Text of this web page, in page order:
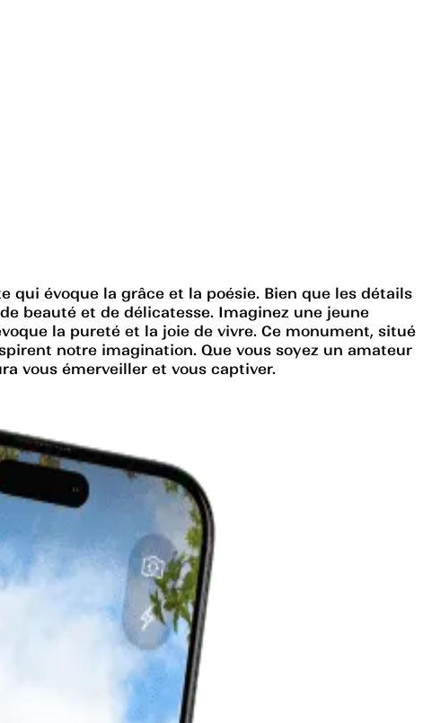
évoque la grâce et la poésie. Bien que les détails
beauté et de délicatesse. Imaginez une jeune
la pureté et la joie de vivre. Ce monument, situé
notre imagination. Que vous soyez un amateur
vous émerveiller et vous captiver.